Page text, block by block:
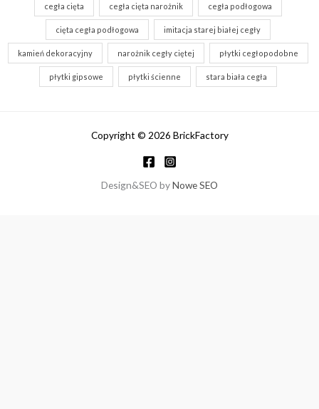
cegła cięta cegła cięta narożnik cegła podłogowa
cięta cegła podłogowa imitacja starej białej cegły
kamień dekoracyjny narożnik cegły ciętej płytki cegłopodobne
płytki gipsowe płytki ścienne stara biała cegła
Copyright © 2026 BrickFactory
Design&SEO byNowe SEO